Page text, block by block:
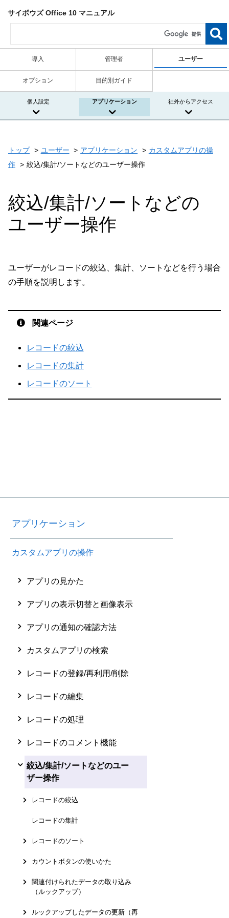
サイボウズ Office 10 マニュアル
導入 管理者 ユーザー
オプション 目的別ガイド
個人設定 アプリケーション 社外からアクセス
トップ ユーザー アプリケーション
カスタムアプリの操
作
絞込/集計/ソートなどのユーザー操作
絞込/集計/ソートなどの
ユーザー操作
ユーザーがレコードの絞込、集計、ソートなどを行う場合
の手順を説明します。
関連ページ
レコードの絞込
レコードの集計
レコードのソート
アプリケーション
カスタムアプリの操作
アプリの見かた
アプリの表示切替と画像表示
アプリの通知の確認方法
カスタムアプリの検索
レコードの登録/再利用/削除
レコードの編集
レコードの処理
レコードのコメント機能
絞込/集計/ソートなどのユー
ザー操作
レコードの絞込
レコードの集計
レコードのソート
カウントボタンの使いかた
関連付けられたデータの取り込み
（ルックアップ）
ルックアップしたデータの更新（再